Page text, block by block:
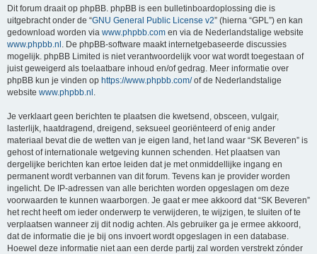
Dit forum draait op phpBB. phpBB is een bulletinboardoplossing die is
uitgebracht onder de “GNU General Public License v2” (hierna “GPL”) en kan
gedownload worden via www.phpbb.com en via de Nederlandstalige website
www.phpbb.nl . De phpBB-software maakt internetgebaseerde discussies
mogelijk. phpBB Limited is niet verantwoordelijk voor wat wordt toegestaan of
juist geweigerd als toelaatbare inhoud en/of gedrag. Meer informatie over
phpBB kun je vinden op https://www.phpbb.com/of de Nederlandstalige
website www.phpbb.nl .
Je verklaart geen berichten te plaatsen die kwetsend, obsceen, vulgair,
lasterlijk, haatdragend, dreigend, seksueel georiënteerd of enig ander
materiaal bevat die de wetten van je eigen land, het land waar “SK Beveren” is
gehost of internationale wetgeving kunnen schenden. Het plaatsen van
dergelijke berichten kan ertoe leiden dat je met onmiddellijke ingang en
permanent wordt verbannen van dit forum. Tevens kan je provider worden
ingelicht. De IP-adressen van alle berichten worden opgeslagen om deze
voorwaarden te kunnen waarborgen. Je gaat er mee akkoord dat “SK Beveren”
het recht heeft om ieder onderwerp te verwijderen, te wijzigen, te sluiten of te
verplaatsen wanneer zij dit nodig achten. Als gebruiker ga je ermee akkoord,
dat de informatie die je bij ons invoert wordt opgeslagen in een database.
Hoewel deze informatie niet aan een derde partij zal worden verstrekt zónder